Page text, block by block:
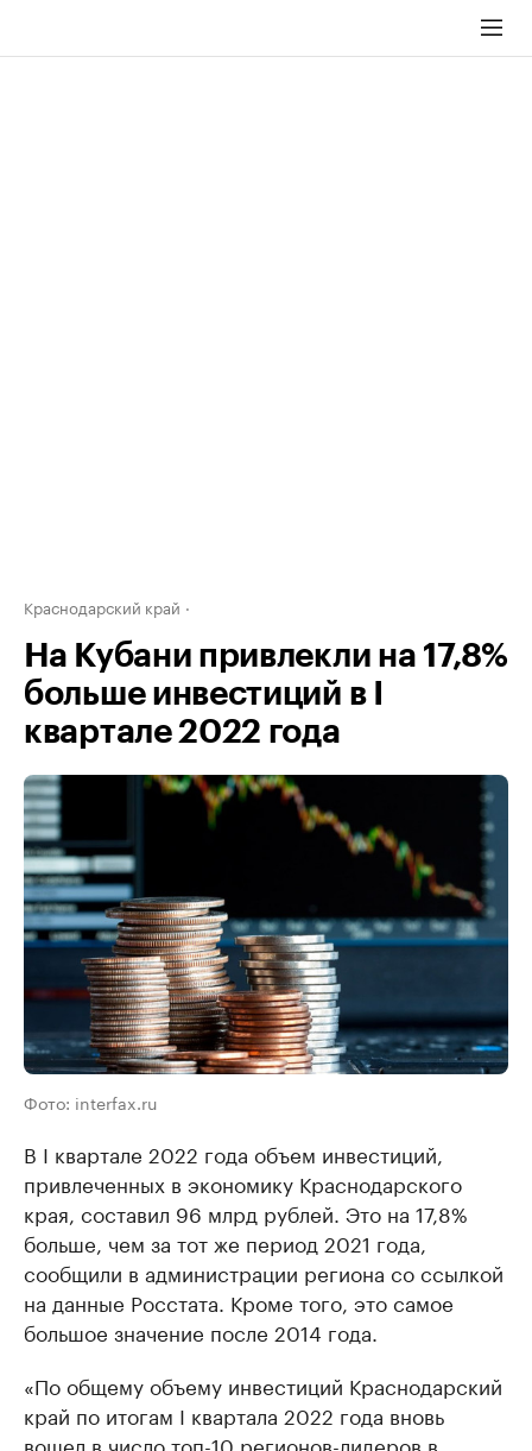
Краснодарский край
На Кубани привлекли на 17,8%
больше инвестиций в I
квартале 2022 года
Фото: interfax.ru
В I квартале 2022 года объем инвестиций,
привлеченных в экономику Краснодарского
края, составил 96 млрд рублей. Это на 17,8%
больше, чем за тот же период 2021 года,
сообщили в администрации региона со ссылкой
на данные Росстата. Кроме того, это самое
большое значение после 2014 года.
«По общему объему инвестиций Краснодарский
край по итогам I квартала 2022 года вновь
вошел в число топ-10 регионов-лидеров в